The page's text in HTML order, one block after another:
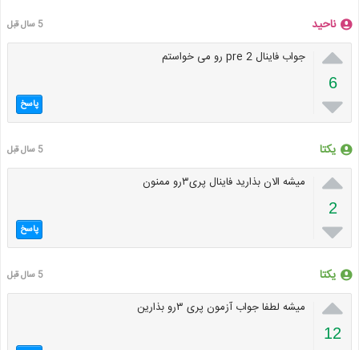
ناحید 5 سال قبل

6

جواب فاینال pre 2 رو می خواستم
پاسخ
یکتا 5 سال قبل

2

میشه الان بذارید فاینال پری۳رو ممنون
پاسخ
یکتا 5 سال قبل

12
میشه لطفا جواب آزمون پری ۳رو بذارین